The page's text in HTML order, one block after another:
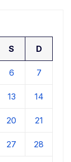
S D
6 7
13 14
20 21
27 28